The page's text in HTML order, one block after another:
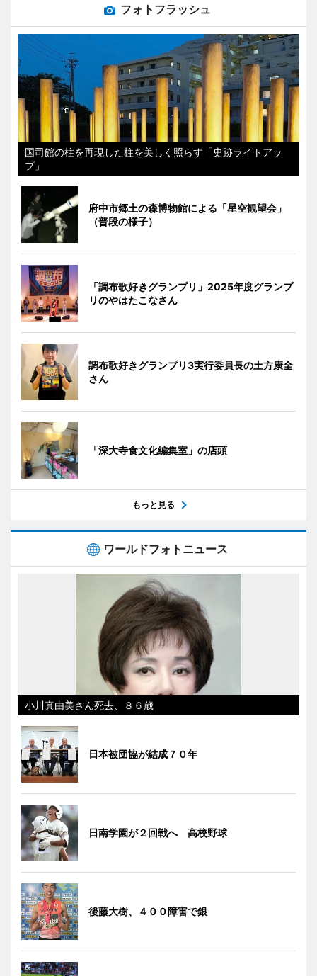
フォトフラッシュ
国司館の柱を再現した柱を美しく照らす「史跡ライトアッ
プ」
府中市郷土の森博物館による「星空観望会」
（普段の様子）
「調布歌好きグランプリ」2025年度グランプ
リのやはたこなさん
調布歌好きグランプリ3実行委員長の土方康全
さん
「深大寺食文化編集室」の店頭
もっと見る
ワールドフォトニュース
小川真由美さん死去、８６歳
日本被団協が結成７０年
日南学園が２回戦へ 高校野球
後藤大樹、４００障害で銀